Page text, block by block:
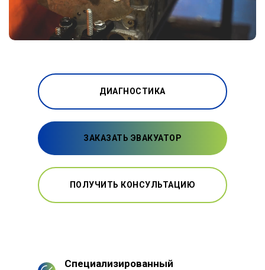
ДИАГНОСТИКА
ЗАКАЗАТЬ ЭВАКУАТОР
ПОЛУЧИТЬ КОНСУЛЬТАЦИЮ
Специализированный